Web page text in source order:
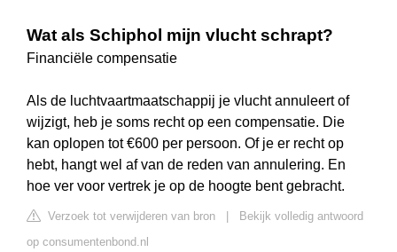
Wat als Schiphol mijn vlucht schrapt?
Financiële compensatie
Als de luchtvaartmaatschappij je vlucht annuleert of
wijzigt, heb je soms recht op een compensatie. Die
kan oplopen tot €600 per persoon. Of je er recht op
hebt, hangt wel af van de reden van annulering. En
hoe ver voor vertrek je op de hoogte bent gebracht.
Verzoek tot verwijderen van bron
Bekijk volledig antwoord
op consumentenbond.nl